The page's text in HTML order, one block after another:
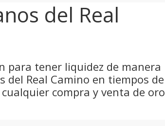
del Real
para tener liquidez de manera
del Real Camino en tiempos de
compra y venta de oro